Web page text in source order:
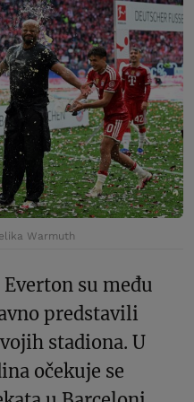
Warmuth
su među
predstavili
stadiona. U
očekuje se